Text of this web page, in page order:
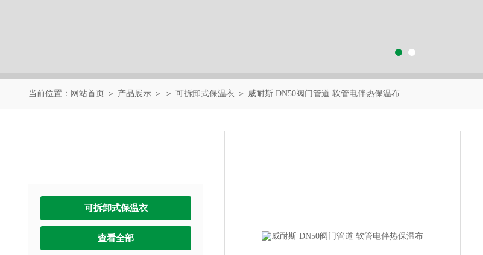
当前位置： 网站首页 ＞ 产品展示 ＞ ＞ 可拆卸式保温衣 ＞ 威耐斯 DN50阀门管道 软管电伴热保温布
可拆卸式保温衣
查看全部